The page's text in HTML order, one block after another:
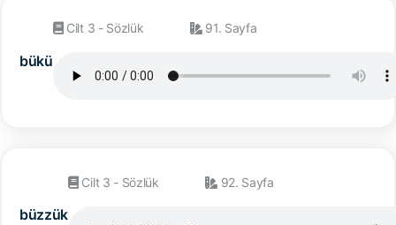
bükü
Cilt 3 - Sözlük 91. Sayfa
büzzük
Cilt 3 - Sözlük 92. Sayfa